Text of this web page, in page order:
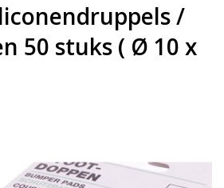
/
50 stuks ( Ø 10 x